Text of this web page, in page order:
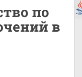
по
в